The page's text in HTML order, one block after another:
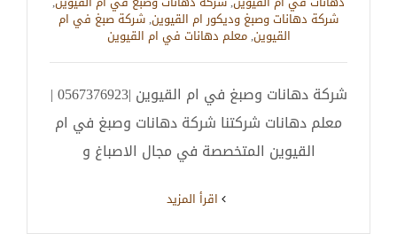
شركة دهانات وصبغ وديكور ام القيوين,شركة صبغ في ام
القيوين,معلم دهانات في ام القيوين
شركة دهانات وصبغ في ام القيوين |0567376923 |
معلم دهانات شركتنا شركة دهانات وصبغ في ام
القيوين المتخصصة في مجال الاصباغ و